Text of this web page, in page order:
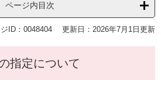
ページ内目次
ID：0048404 更新日：2026年7月1日更新
指定について